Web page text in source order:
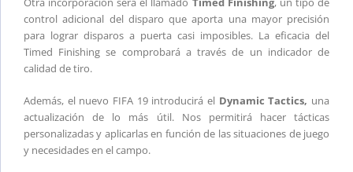
control adicional del disparo que aporta una mayor precisión
para lograr disparos a puerta casi imposibles. La eficacia del
Timed Finishing se comprobará a través de un indicador de
calidad de tiro.
Además, el nuevo FIFA 19 introducirá el Dynamic Tactics, una
actualización de lo más útil. Nos permitirá hacer tácticas
personalizadas y aplicarlas en función de las situaciones de juego
y necesidades en el campo.